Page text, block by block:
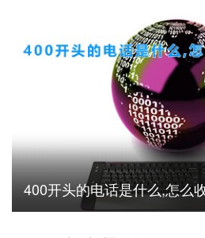
400开头的电话是什么,怎么